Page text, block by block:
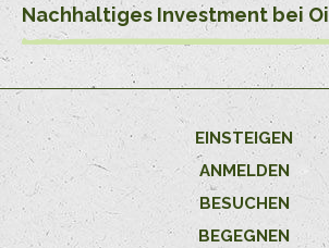
Nachhaltiges Investment bei
EINSTEIGEN
ANMELDEN
BESUCHEN
BEGEGNEN